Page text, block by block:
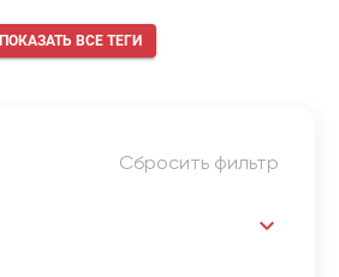
ПОКАЗАТЬ ВСЕ ТЕГИ
Сбросить фильтр